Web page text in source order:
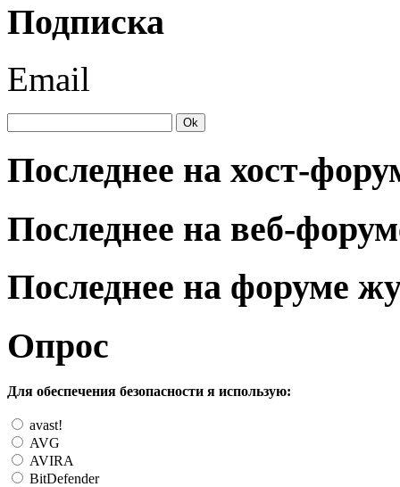
Подписка
Email
Последнее на хост-
Последнее на веб-
Последнее на форуме
Опрос
Для обеспечения безопасности я использую:
avast!
AVG
AVIRA
BitDefender